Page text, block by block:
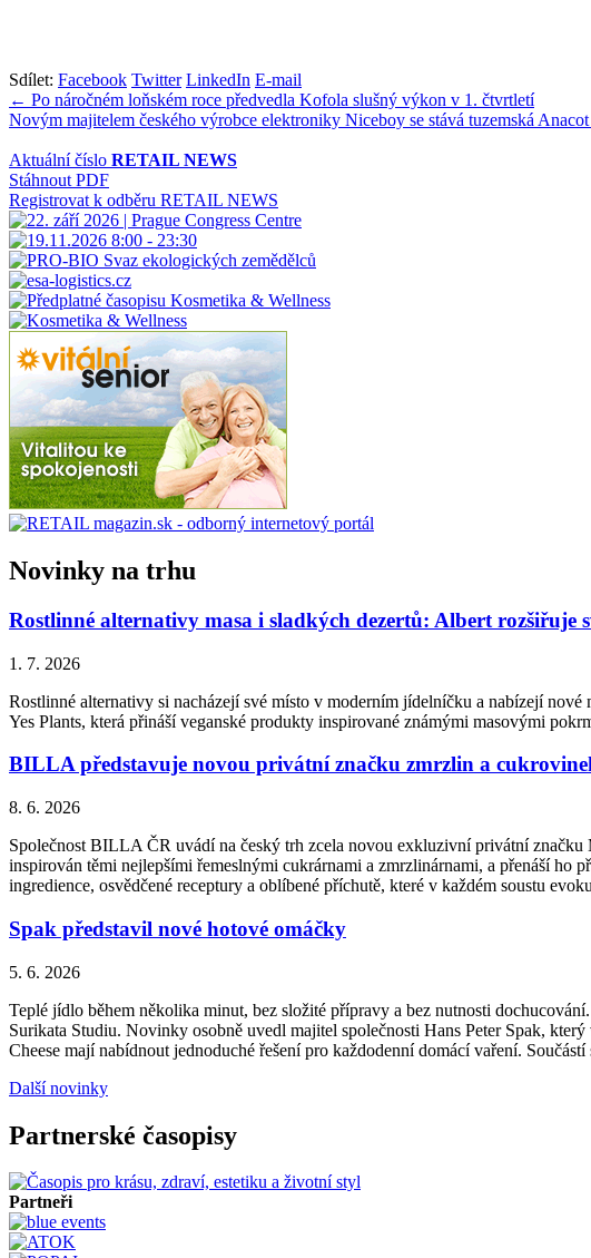
Sdílet: Facebook Twitter LinkedIn E-mail
Navigace
pro
příspěvek
← Po náročném loňském roce předvedla Kofola slušný výkon v 1. čtvrtletí
Novým majitelem českého výrobce elektroniky Niceboy se stává tuzemská
Aktuální číslo RETAIL NEWS
Stáhnout PDF
Registrovat k odběru RETAIL NEWS
Novinky na trhu
Rostlinné alternativy masa i sladkých dezertů: Albert rozšiřuje
1. 7. 2026
Rostlinné alternativy si nacházejí své místo v moderním jídelníčku a nabízejí
Yes Plants, která přináší veganské produkty inspirované známými masovými
BILLA představuje novou privátní značku zmrzlin a
8. 6. 2026
Společnost BILLA ČR uvádí na český trh zcela novou exkluzivní privátní
inspirován těmi nejlepšími řemeslnými cukrárnami a zmrzlinárnami, a přenáší ho
ingredience, osvědčené receptury a oblíbené příchutě, které v každém soustu
Spak představil nové hotové omáčky
5. 6. 2026
Teplé jídlo během několika minut, bez složité přípravy a bez nutnosti
Surikata Studiu. Novinky osobně uvedl majitel společnosti Hans Peter Spak,
Cheese mají nabídnout jednoduché řešení pro každodenní domácí vaření.
Další novinky
Partnerské časopisy
Partneři